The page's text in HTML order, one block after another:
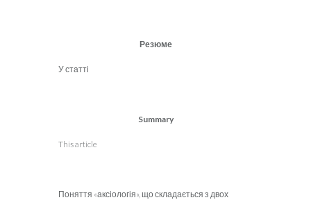
Резюме
У статті
Summary
This article
Поняття «аксіологія», що складається з двох